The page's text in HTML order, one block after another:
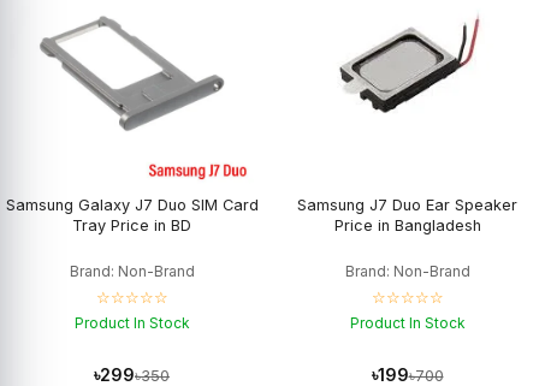
Samsung Galaxy J7 Duo SIM Card
Tray Price in BD
Brand: Non-Brand
☆☆☆☆☆
Product In Stock
৳299৳350
Samsung J7 Duo Ear Speaker
Price in Bangladesh
Brand: Non-Brand
☆☆☆☆☆
Product In Stock
৳199৳700